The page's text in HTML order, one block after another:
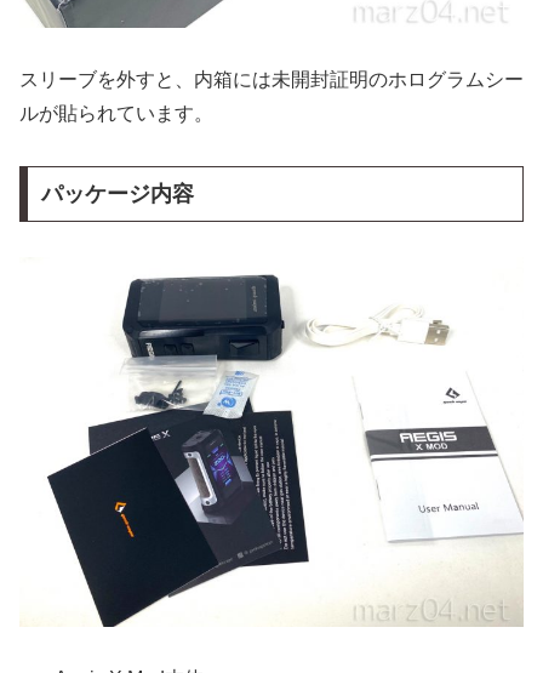
スリーブを外すと、内箱には未開封証明のホログラムシー
ルが貼られています。
パッケージ内容